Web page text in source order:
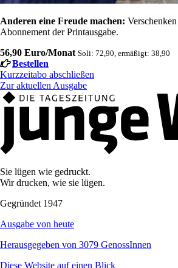
Anderen eine Freude machen:
Abonnement der Printausgabe.
56,90 Euro/Monat Soli: 72,90, ermäßigt: 38,90
Bestellen
Kurzzeitabo abschließen
Zur aktuellen Ausgabe
Sie lügen wie gedruckt.
Wir drucken, wie sie lügen.
Gegründet 1947
Ausgabe von heute
Herausgegeben von 3079 GenossInnen
Diese Website auf einen Blick